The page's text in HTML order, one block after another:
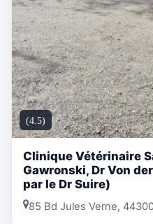
(4.5)
Clinique Vétérinaire
Gawronski, Dr Von
par le Dr Suire)
85 Bd Jules Verne,